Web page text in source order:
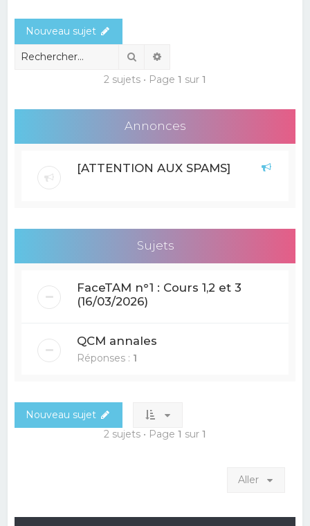
r
Nouveau sujet
Rechercher
2 sujets • Page 1 sur 1
Annonces
[ATTENTION AUX SPAMS]
Sujets
FaceTAM n°1 : Cours 1,2 et 3
(16/03/2026)
QCM annales
Réponses : 1
Nouveau sujet
2 sujets • Page 1 sur 1
Aller